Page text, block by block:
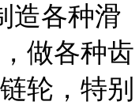
造各种滑
做各种齿
轮，特别